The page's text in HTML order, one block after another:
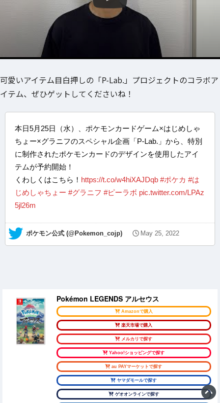
可愛いアイテム目白押しの「P-Lab.」プロジェクトのコラボア
イテム、ぜひゲットしてくださいね！
本日5月25日（水）、ポケモンカードゲーム×はじめしゃ
ちょー×グラニフのスペシャル企画「P-Lab.」から、特別
に制作されたポケモンカードのデザインを使用したアイ
テムが予約開始！
くわしくはこちら！ https://t.co/w4hiXAJDqb #ポケカ #は
じめしゃちょー #グラニフ #ピーラボ pic.twitter.com/LPAz
5jl26m
— ポケモン公式 (@Pokemon_cojp) May 25, 2022
Pokémon LEGENDS アルセウス
Amazonで購入
楽天市場で購入
メルカリで探す
Yahoo!ショッピングで探す
au PAYマーケットで探す
ヤマダモールで探す
ゲオオンラインで探す